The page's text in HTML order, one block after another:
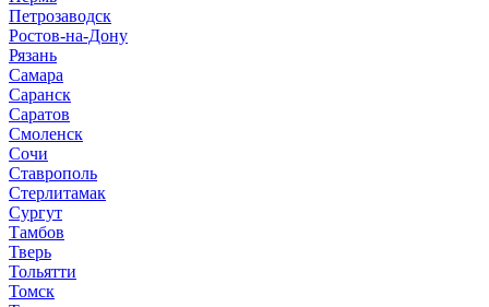
Петрозаводск
Ростов-на-Дону
Рязань
Самара
Саранск
Саратов
Смоленск
Сочи
Ставрополь
Стерлитамак
Сургут
Тамбов
Тверь
Тольятти
Томск